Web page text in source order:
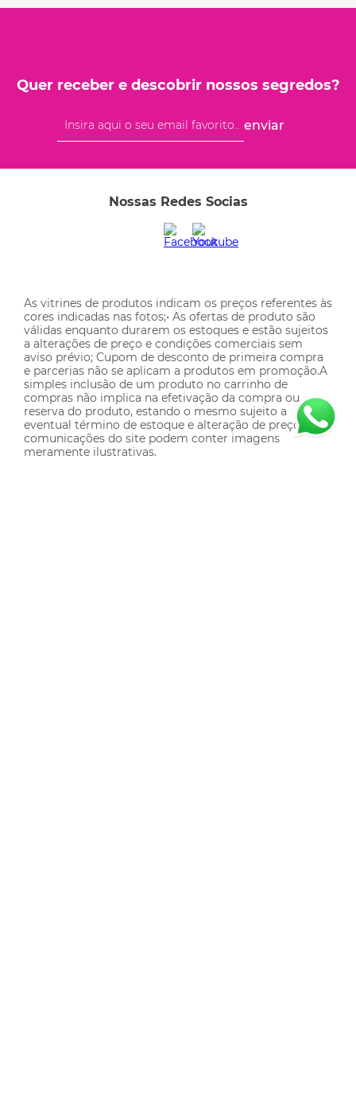
Quer receber e descobrir nossos segredos?
enviar
Nossas Redes Socias
As vitrines de produtos indicam os preços referentes às
cores indicadas nas fotos;• As ofertas de produto são
válidas enquanto durarem os estoques e estão sujeitos
a alterações de preço e condições comerciais sem
aviso prévio; Cupom de desconto de primeira compra
e parcerias não se aplicam a produtos em promoção.A
simples inclusão de um produto no carrinho de
compras não implica na efetivação da compra ou
reserva do produto, estando o mesmo sujeito a
eventual término de estoque e alteração de preço; • As
comunicações do site podem conter imagens
meramente ilustrativas.